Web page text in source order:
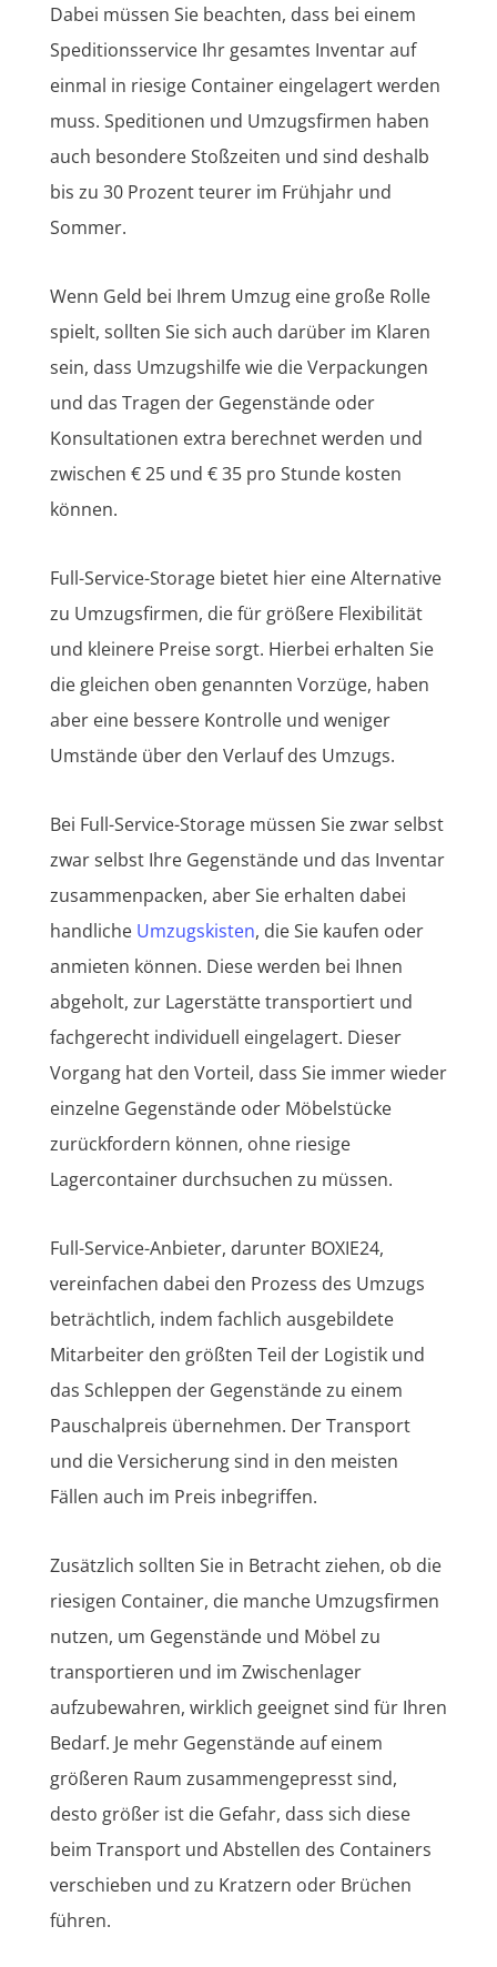
Dabei müssen Sie beachten, dass bei einem
Speditionsservice Ihr gesamtes Inventar auf
einmal in riesige Container eingelagert werden
muss. Speditionen und Umzugsfirmen haben
auch besondere Stoßzeiten und sind deshalb
bis zu 30 Prozent teurer im Frühjahr und
Sommer.
Wenn Geld bei Ihrem Umzug eine große Rolle
spielt, sollten Sie sich auch darüber im Klaren
sein, dass Umzugshilfe wie die Verpackungen
und das Tragen der Gegenstände oder
Konsultationen extra berechnet werden und
zwischen € 25 und € 35 pro Stunde kosten
können.
Full-Service-Storage bietet hier eine Alternative
zu Umzugsfirmen, die für größere Flexibilität
und kleinere Preise sorgt. Hierbei erhalten Sie
die gleichen oben genannten Vorzüge, haben
aber eine bessere Kontrolle und weniger
Umstände über den Verlauf des Umzugs.
Bei Full-Service-Storage müssen Sie zwar selbst
zwar selbst Ihre Gegenstände und das Inventar
zusammenpacken, aber Sie erhalten dabei
handliche Umzugskisten, die Sie kaufen oder
anmieten können. Diese werden bei Ihnen
abgeholt, zur Lagerstätte transportiert und
fachgerecht individuell eingelagert. Dieser
Vorgang hat den Vorteil, dass Sie immer wieder
einzelne Gegenstände oder Möbelstücke
zurückfordern können, ohne riesige
Lagercontainer durchsuchen zu müssen.
Full-Service-Anbieter, darunter BOXIE24,
vereinfachen dabei den Prozess des Umzugs
beträchtlich, indem fachlich ausgebildete
Mitarbeiter den größten Teil der Logistik und
das Schleppen der Gegenstände zu einem
Pauschalpreis übernehmen. Der Transport
und die Versicherung sind in den meisten
Fällen auch im Preis inbegriffen.
Zusätzlich sollten Sie in Betracht ziehen, ob die
riesigen Container, die manche Umzugsfirmen
nutzen, um Gegenstände und Möbel zu
transportieren und im Zwischenlager
aufzubewahren, wirklich geeignet sind für Ihren
Bedarf. Je mehr Gegenstände auf einem
größeren Raum zusammengepresst sind,
desto größer ist die Gefahr, dass sich diese
beim Transport und Abstellen des Containers
verschieben und zu Kratzern oder Brüchen
führen.